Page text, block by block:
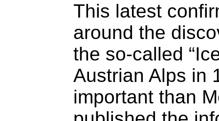
This latest
around the
the so-called
Austrian Alps in
important than